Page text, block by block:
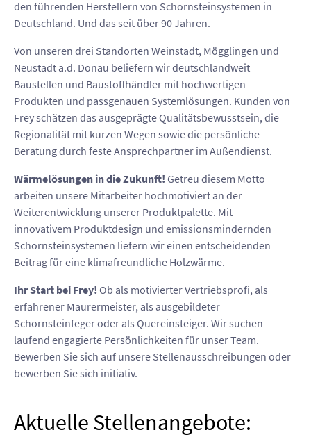
den führenden Herstellern von Schornsteinsystemen in
Deutschland. Und das seit über 90 Jahren.
Von unseren drei Standorten Weinstadt, Mögglingen und
Neustadt a.d. Donau beliefern wir deutschlandweit
Baustellen und Baustoffhändler mit hochwertigen
Produkten und passgenauen Systemlösungen. Kunden von
Frey schätzen das ausgeprägte Qualitätsbewusstsein, die
Regionalität mit kurzen Wegen sowie die persönliche
Beratung durch feste Ansprechpartner im Außendienst.
Wärmelösungen in die Zukunft! Getreu diesem Motto
arbeiten unsere Mitarbeiter hochmotiviert an der
Weiterentwicklung unserer Produktpalette. Mit
innovativem Produktdesign und emissionsmindernden
Schornsteinsystemen liefern wir einen entscheidenden
Beitrag für eine klimafreundliche Holzwärme.
Ihr Start bei Frey! Ob als motivierter Vertriebsprofi, als
erfahrener Maurermeister, als ausgebildeter
Schornsteinfeger oder als Quereinsteiger. Wir suchen
laufend engagierte Persönlichkeiten für unser Team.
Bewerben Sie sich auf unsere Stellenausschreibungen oder
bewerben Sie sich initiativ.
Aktuelle Stellenangebote: